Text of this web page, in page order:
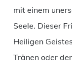
mit einem
Seele. Dieser
Heiligen
Tränen oder